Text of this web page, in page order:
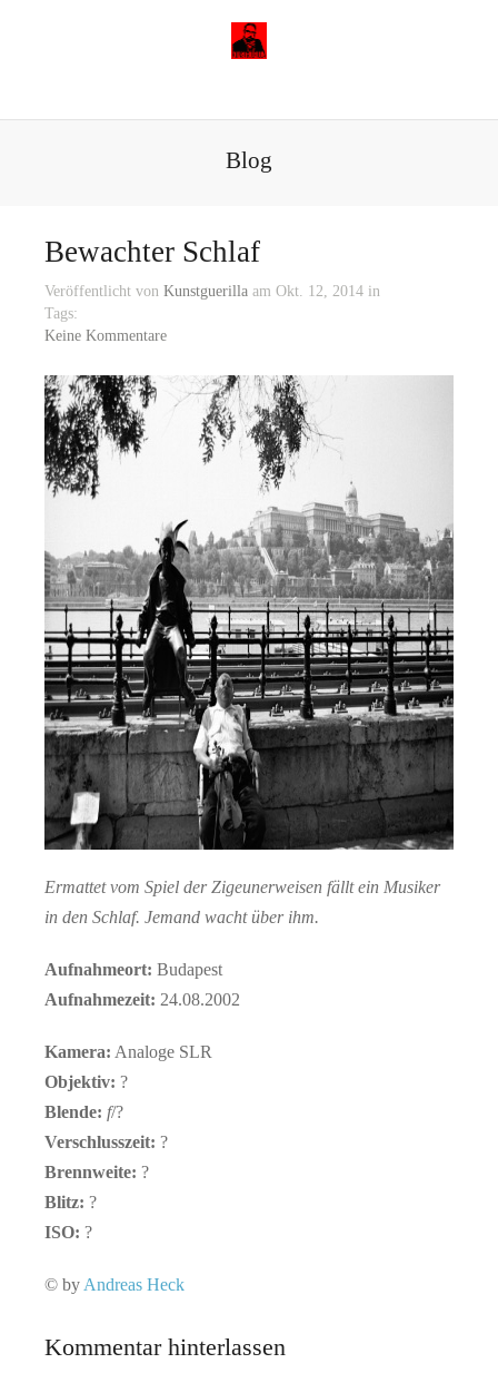
Blog
Bewachter Schlaf
Veröffentlicht von Kunstguerillaam Okt. 12, 2014 in
Tags:
Keine Kommentare
Ermattet vom Spiel der Zigeunerweisen fällt ein Musiker
in den Schlaf. Jemand wacht über ihm.
Aufnahmeort: Budapest
Aufnahmezeit: 24.08.2002
Kamera: Analoge SLR
Objektiv: ?
Blende: f/?
Verschlusszeit: ?
Brennweite: ?
Blitz: ?
ISO: ?
© by Andreas Heck
Kommentar hinterlassen